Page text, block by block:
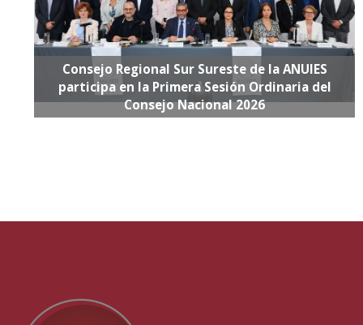
Consejo Regional Sur Sureste de la ANUIES
participa en la Primera Sesión Ordinaria del
Consejo Nacional 2026